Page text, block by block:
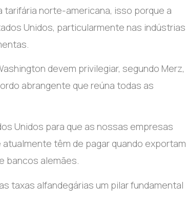
tarifária norte-americana, isso porque a
Unidos, particularmente nas indústrias
devem privilegiar, segundo Merz,
abrangente que reúna todas as
Unidos para que as nossas empresas
têm de pagar quando exportam
bancos alemães.
taxas alfandegárias um pilar fundamental